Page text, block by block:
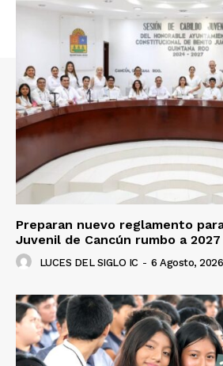
Preparan nuevo reglamento
Juvenil de Cancún rumbo a 2027
LUCES DEL SIGLO IC - 6 Agosto, 2026